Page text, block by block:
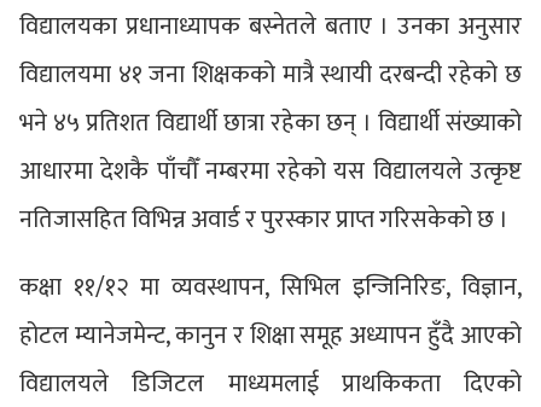
विद्यालयका प्रधानाध्यापक बस्नेतले बताए । उनका अनुसार
विद्यालयमा ४१ जना शिक्षकको मात्रै स्थायी दरबन्दी रहेको छ
भने ४५ प्रतिशत विद्यार्थी छात्रा रहेका छन् । विद्यार्थी संख्याको
आधारमा देशकै पाँचौँ नम्बरमा रहेको यस विद्यालयले उत्कृष्ट
नतिजासहित विभिन्न अवार्ड र पुरस्कार प्राप्त गरिसकेको छ ।
कक्षा ११/१२ मा व्यवस्थापन, सिभिल इन्जिनिरिङ, विज्ञान,
होटल म्यानेजमेन्ट, कानुन र शिक्षा समूह अध्यापन हुँदै आएको
विद्यालयले डिजिटल माध्यमलाई प्राथकिकता दिएको